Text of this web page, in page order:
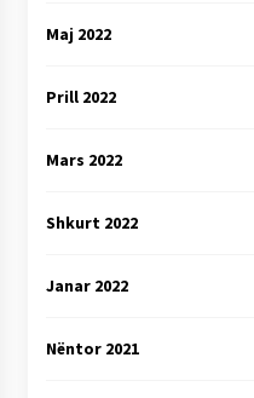
Maj 2022
Prill 2022
Mars 2022
Shkurt 2022
Janar 2022
Nëntor 2021